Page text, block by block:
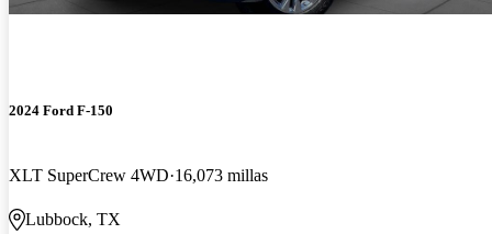
2024 Ford F-150
XLT SuperCrew 4WD 16,073 millas
Lubbock, TX